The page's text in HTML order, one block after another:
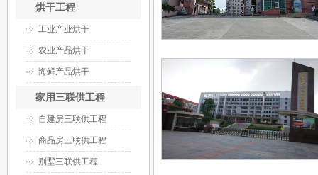
烘干工程
工业产业烘干
农业产品烘干
海鲜产品烘干
家用三联供工程
自建房三联供工程
商品房三联供工程
别墅三联供工程